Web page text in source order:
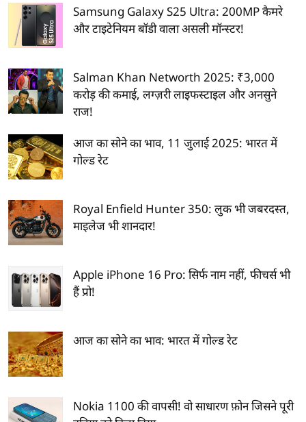
Samsung Galaxy S25 Ultra: 200MP कैमरे
और टाइटेनियम बॉडी वाला असली मॉन्स्टर!
Salman Khan Networth 2025: ₹3,000
करोड़ की कमाई, लग्ज़री लाइफस्टाइल और अनसुने
राज!
आज का सोने का भाव, 11 जुलाई 2025: भारत में
गोल्ड रेट
Royal Enfield Hunter 350: लुक भी जबरदस्त,
माइलेज भी शानदार!
Apple iPhone 16 Pro: सिर्फ नाम नहीं, फीचर्स भी
हैं प्रो!
आज का सोने का भाव: भारत में गोल्ड रेट
Nokia 1100 की वापसी! वो साधारण फ़ोन जिसने पूरी